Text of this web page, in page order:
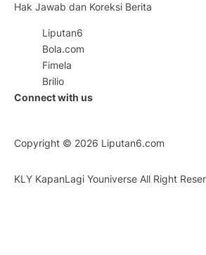
Hak Jawab dan Koreksi Berita
Liputan6
Bola.com
Fimela
Brilio
Connect with us
Copyright © 2026 Liputan6.com
KLY KapanLagi Youniverse All Right